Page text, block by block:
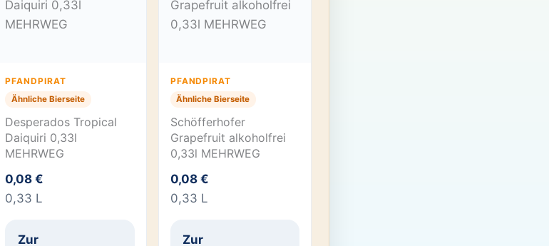
PFANDPIRAT
Ähnliche Bierseite
Desperados Tropical
Daiquiri 0,33l
MEHRWEG
0,08 €
0,33 L
Zur
PFANDPIRAT
Ähnliche Bierseite
Schöfferhofer
Grapefruit alkoholfrei
0,33l MEHRWEG
0,08 €
0,33 L
Zur